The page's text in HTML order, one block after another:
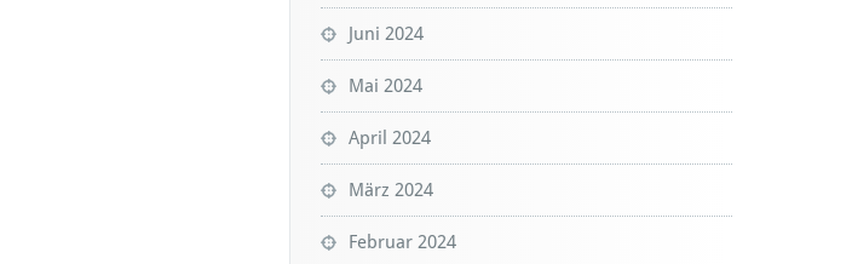
Juni 2024
Mai 2024
April 2024
März 2024
Februar 2024